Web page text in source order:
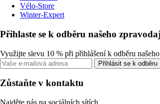
Vélo-Store
Winter-Expert
Přihlaste se k odběru našeho
Využijte slevu 10 % při přihlášení k odběru
Přihlásit se k odběru
Zůstaňte v kontaktu
Najděte nás na sociálních sítích